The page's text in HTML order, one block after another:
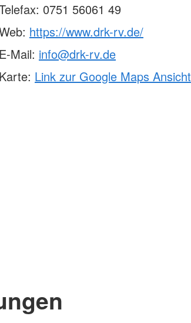
0751 56061 49
https://www.drk-rv.de/
E-Mail: info@drk-rv.de
Karte: Link zur Google Maps Ansicht